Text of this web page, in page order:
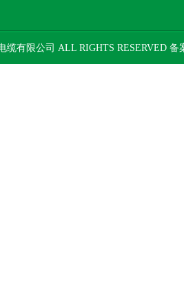
缆有限公司 ALL RIGHTS RESERVED 备